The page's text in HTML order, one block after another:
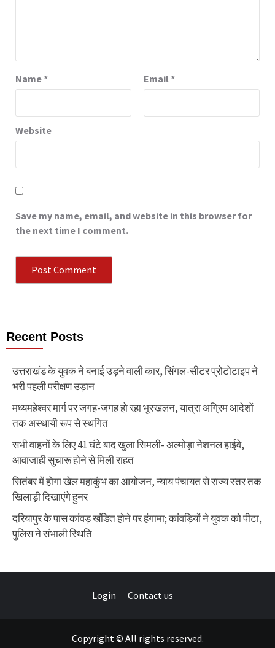
Name* Email *
Website
Save my name, email, and website in this browser for
the next time I comment.
Recent Posts
उत्तराखंड के युवक ने बनाई उड़ने वाली कार, सिंगल-सीटर प्रोटोटाइप ने
भरी पहली परीक्षण उड़ान
मध्यमहेश्वर मार्ग पर जगह-जगह हो रहा भूस्खलन, यात्रा अग्रिम आदेशों
तक अस्थायी रूप से स्थगित
सभी वाहनों के लिए 41 घंटे बाद खुला सिमली- अल्मोड़ा नेशनल हाईवे,
आवाजाही सुचारू होने से मिली राहत
सितंबर में होगा खेल महाकुंभ का आयोजन, न्याय पंचायत से राज्य स्तर तक
खिलाड़ी दिखाएंगे हुनर
दरियापुर के पास कांवड़ खंडित होने पर हंगामा; कांवड़ियों ने युवक को पीटा,
पुलिस ने संभाली स्थिति
Login Contact us
Copyright © All rights reserved.